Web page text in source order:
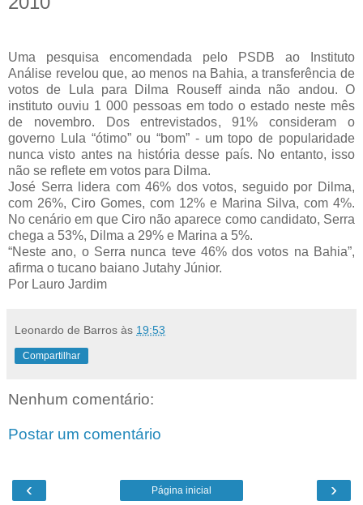
Uma pesquisa encomendada pelo PSDB ao Instituto
Análise revelou que, ao menos na Bahia, a transferência de
votos de Lula para Dilma Rouseff ainda não andou. O
instituto ouviu 1 000 pessoas em todo o estado neste mês
de novembro. Dos entrevistados, 91% consideram o
governo Lula “ótimo” ou “bom” - um topo de popularidade
nunca visto antes na história desse país. No entanto, isso
não se reflete em votos para Dilma.
José Serra lidera com 46% dos votos, seguido por Dilma,
com 26%, Ciro Gomes, com 12% e Marina Silva, com 4%.
No cenário em que Ciro não aparece como candidato, Serra
chega a 53%, Dilma a 29% e Marina a 5%.
“Neste ano, o Serra nunca teve 46% dos votos na Bahia”,
afirma o tucano baiano Jutahy Júnior.
Por Lauro Jardim
Leonardo de Barros às 19:53
Compartilhar
Nenhum comentário:
Postar um comentário
‹ ›
Página inicial